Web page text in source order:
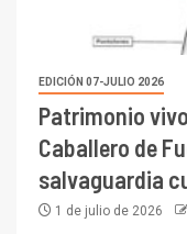
EDICIÓN 07-JULIO 2026
Patrimonio
Caballero de
salvaguardia
1 de julio de 2026